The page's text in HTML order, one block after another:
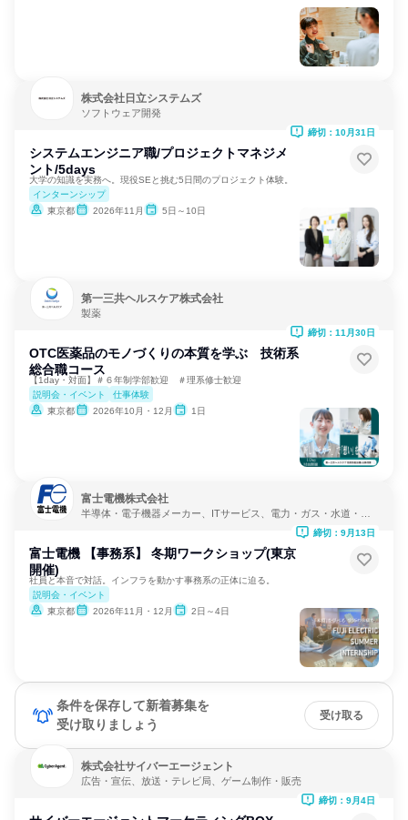
株式会社日立システムズ
ソフトウェア開発
システムエンジニア職/プロジェクトマネジメ
ント/5days
大学の知識を実務へ。現役SEと挑む5日間のプロジェクト体験。
インターンシップ
東京都
2026年11月 5日～10日
締切：10月31日
第一三共ヘルスケア株式会社
製薬
OTC医薬品のモノづくりの本質を学ぶ 技術系
総合職コース
【1day・対面】＃６年制学部歓迎 ＃理系修士歓迎
説明会・イベント
仕事体験
東京都
2026年10月・12月 1日
締切：11月30日
富士電機株式会社
半導体・電子機器メーカー、ITサービス、電力・ガス・水道・エ
富士電機 【事務系】 冬期ワークショップ(東京
開催)
社員と本音で対話。インフラを動かす事務系の正体に迫る。
説明会・イベント
東京都
2026年11月・12月 2日～4日
締切：9月13日
条件を保存して新着募集を
受け取りましょう
受け取る
株式会社サイバーエージェント
広告・宣伝、放送・テレビ局、ゲーム制作・販売
締切：9月4日